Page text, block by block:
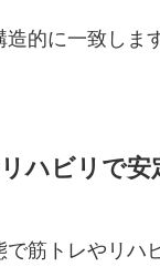
的に一致しま
ハビリで安
筋トレやリハ